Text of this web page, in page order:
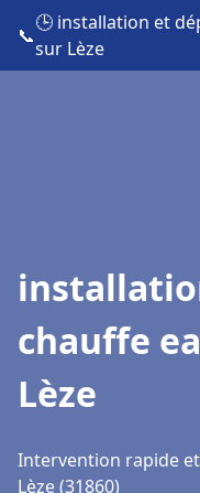
📞
🕒 installation et
sur Lèze
chauffe
Lèze
Intervention rapide
Lèze (31860)